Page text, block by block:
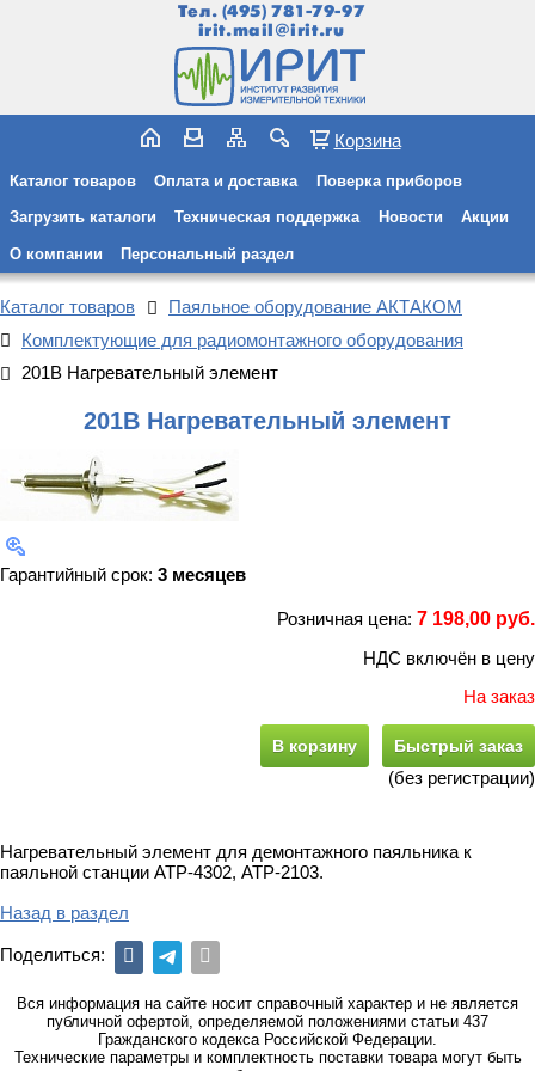
Тел. (495) 781-79-97
irit.mail@irit.ru
Корзина
Каталог товаров Оплата и доставка Поверка приборов
Загрузить каталоги Техническая поддержка Новости Акции
О компании Персональный раздел
Каталог товаров
Паяльное оборудование АКТАКОМ
Комплектующие для радиомонтажного оборудования
201B Нагревательный элемент
201B Нагревательный элемент
Гарантийный срок: 3 месяцев
Розничная цена: 7 198,00 руб.
НДС включён в цену
На заказ
В корзину Быстрый заказ
(без регистрации)
Нагревательный элемент для демонтажного паяльника к
паяльной станции АТР-4302, АТР-2103.
Назад в раздел
Поделиться:
Вся информация на сайте носит справочный характер и не является
публичной офертой, определяемой положениями статьи 437
Гражданского кодекса Российской Федерации.
Технические параметры и комплектность поставки товара могут быть